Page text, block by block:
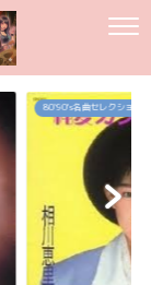
80`90's名曲セレクション